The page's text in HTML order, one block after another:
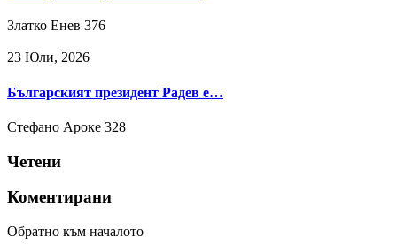
Златко Енев 376
23 Юли, 2026
Българският президент Радев е…
Стефано Ароке 328
Четени
Коментирани
Обратно към началото